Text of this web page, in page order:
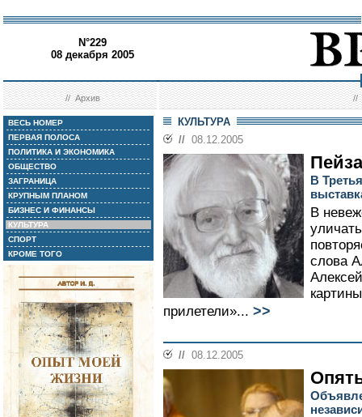
N°229
08 декабря 2005
//Архив //
ВЕСЬ НОМЕР
ПЕРВАЯ ПОЛОСА
ПОЛИТИКА И ЭКОНОМИКА
ОБЩЕСТВО
ЗАГРАНИЦА
КРУПНЫМ ПЛАНОМ
БИЗНЕС И ФИНАНСЫ
КУЛЬТУРА
СПОРТ
КРОМЕ ТОГО
КУЛЬТУРА
// 08.12.2005
В
В
слова
прилетели»... >>
// 08.12.2005